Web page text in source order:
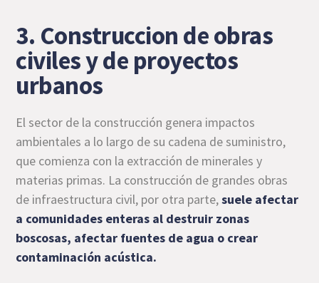
3. Construccion de obras
civiles y de proyectos
urbanos
El sector de la construcción genera impactos
ambientales a lo largo de su cadena de suministro,
que comienza con la extracción de minerales y
materias primas. La construcción de grandes obras
de infraestructura civil, por otra parte,suele afectar
a comunidades enteras al destruir zonas
boscosas, afectar fuentes de agua o crear
contaminación acústica.